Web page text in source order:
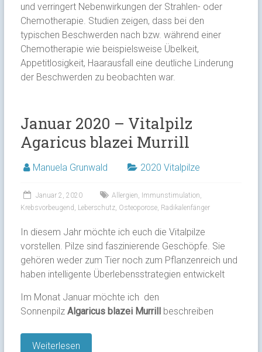
und verringert Nebenwirkungen der Strahlen- oder
Chemotherapie. Studien zeigen, dass bei den
typischen Beschwerden nach bzw. während einer
Chemotherapie wie beispielsweise Übelkeit,
Appetitlosigkeit, Haarausfall eine deutliche Linderung
der Beschwerden zu beobachten war.
Januar 2020 – Vitalpilz
Agaricus blazei Murrill
Manuela Grunwald 2020 Vitalpilze
Januar 2, 2020 Allergien Immunstimulation
Krebsvorbeugend
Leberschutz, Osteoporose, Radikalenfänger
In diesem Jahr möchte ich euch die Vitalpilze
vorstellen. Pilze sind faszinierende Geschöpfe. Sie
gehören weder zum Tier noch zum Pflanzenreich und
haben intelligente Überlebensstrategien entwickelt
Im Monat Januar möchte ich den
Sonnenpilz Algaricus blazei Murrill beschreiben
Weiterlesen